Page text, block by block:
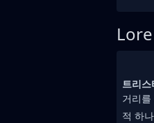
Lore
트리
거리
적 하